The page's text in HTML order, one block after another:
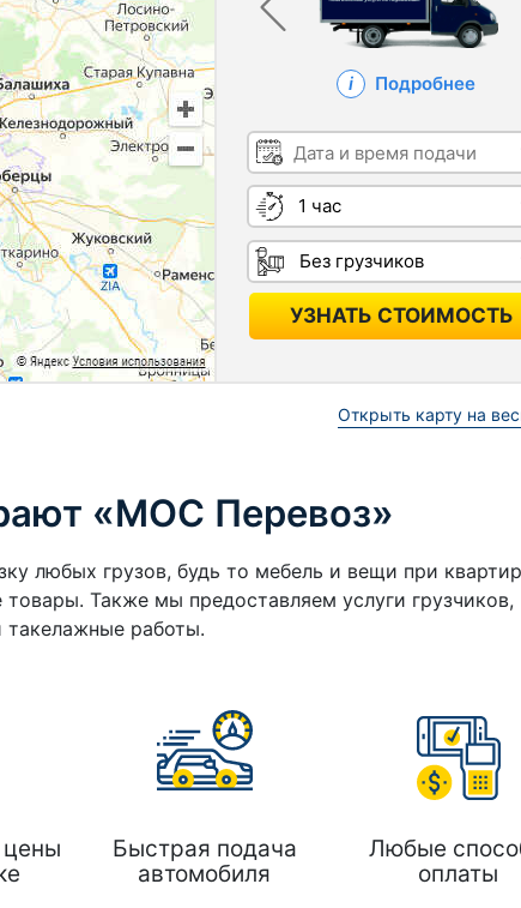
Открыть карту на
Подробнее
Дата и время подачи
Длительность
Грузчики
УЗНАТЬ СТОИМОСТЬ
«МОС Перевоз»
любых грузов, будь то мебель и вещи при
Также мы предоставляем услуги грузчиков,
такелажные работы.
Быстрая подача
автомобиля
Любые
оплаты